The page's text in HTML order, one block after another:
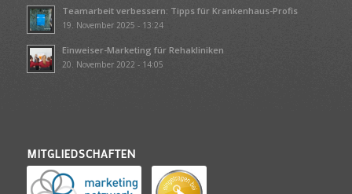
Teamarbeit verbessern: Tipps für Krankenhaus-Profis
19. November 2025 - 13:24
Einweiser-Marketing für Rehakliniken
20. November 2022 - 14:05
MITGLIEDSCHAFTEN